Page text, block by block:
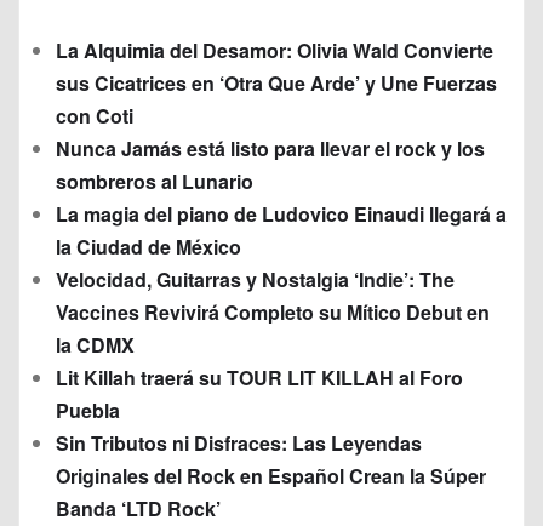
La Alquimia del Desamor: Olivia Wald Convierte
sus Cicatrices en ‘Otra Que Arde’ y Une Fuerzas
con Coti
Nunca Jamás está listo para llevar el rock y los
sombreros al Lunario
La magia del piano de Ludovico Einaudi llegará a
la Ciudad de México
Velocidad, Guitarras y Nostalgia ‘Indie’: The
Vaccines Revivirá Completo su Mítico Debut en
la CDMX
Lit Killah traerá su TOUR LIT KILLAH al Foro
Puebla
Sin Tributos ni Disfraces: Las Leyendas
Originales del Rock en Español Crean la Súper
Banda ‘LTD Rock’